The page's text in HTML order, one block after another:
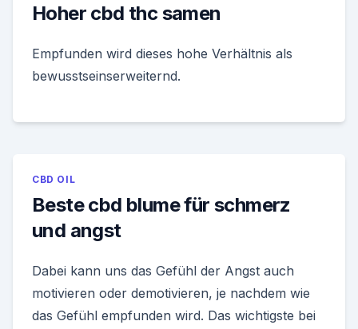
Hoher cbd thc samen
Empfunden wird dieses hohe Verhältnis als
bewusstseinserweiternd.
CBD OIL
Beste cbd blume für schmerz
und angst
Dabei kann uns das Gefühl der Angst auch
motivieren oder demotivieren, je nachdem wie
das Gefühl empfunden wird. Das wichtigste bei